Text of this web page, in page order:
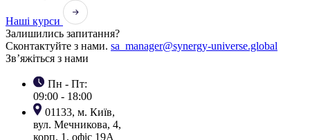
Наші курси
Залишились запитання?
Сконтактуйте з нами. sa_manager@synergy-universe.global
Зв’яжіться з нами
Пн - Пт:
09:00 - 18:00
01133, м. Київ,
вул. Мечникова, 4,
корп. 1, офіс 19А